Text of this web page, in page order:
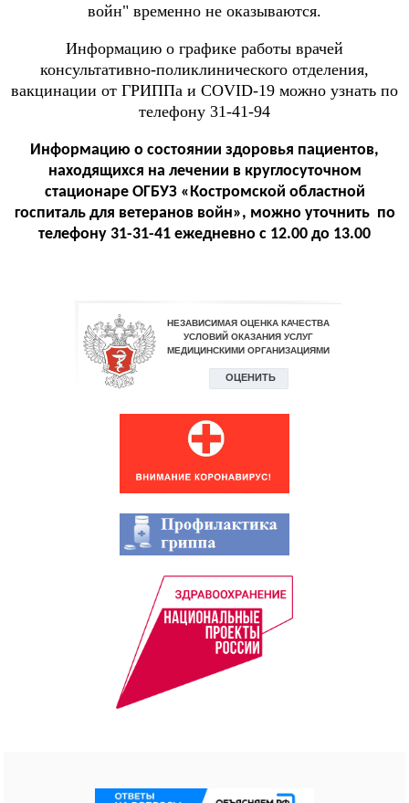
войн" временно не оказываются.
Информацию о графике работы врачей
консультативно-поликлинического отделения,
вакцинации от ГРИППа и COVID-19 можно узнать по
телефону 31-41-94
Информацию о состоянии здоровья пациентов,
находящихся на лечении в круглосуточном
стационаре ОГБУЗ «Костромской областной
госпиталь для ветеранов войн», можно уточнить по
телефону 31-31-41 ежедневно с 12.00 до 13.00